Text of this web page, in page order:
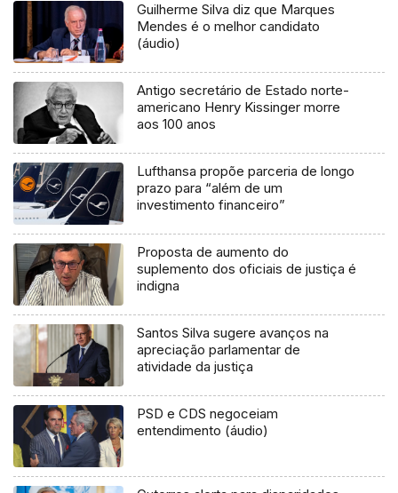
Guilherme Silva diz que Marques
Mendes é o melhor candidato
(áudio)
Antigo secretário de Estado norte-
americano Henry Kissinger morre
aos 100 anos
Lufthansa propõe parceria de longo
prazo para “além de um
investimento financeiro”
Proposta de aumento do
suplemento dos oficiais de justiça é
indigna
Santos Silva sugere avanços na
apreciação parlamentar de
atividade da justiça
PSD e CDS negoceiam
entendimento (áudio)